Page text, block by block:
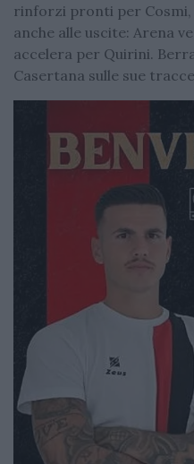
rinforzi pronti per
anche alle uscite: Arena
accelera per Quirini.
Casertana sulle sue